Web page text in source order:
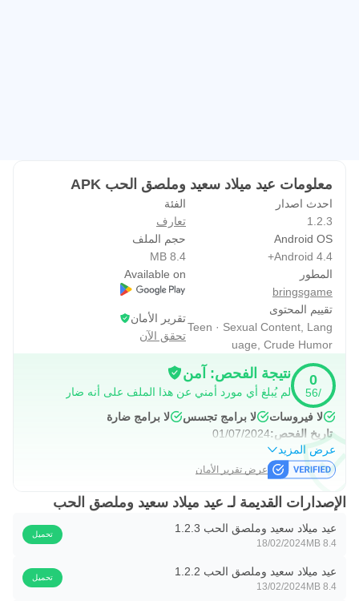
معلومات عيد ميلاد سعيد وملصق الحب APK
احدث اصدار
1.2.3
الفئة
تعارف
Android OS
Android 4.4+
حجم الملف
8.4 MB
المطور
bringsgame
Available on
تقييم المحتوى
Teen · Sexual Content, Lang
uage, Crude Humor
تقرير الأمان
تحقق الآن
0
/56
نتيجة الفحص: آمن
لم يُبلغ أي مورد أمني عن هذا الملف على أنه ضار
لا فيروسات
لا برامج تجسس
لا برامج ضارة
تاريخ الفحص:01/07/2024
عرض المزيد
عرض تقرير الأمان
الإصدارات القديمة لـ عيد ميلاد سعيد وملصق الحب
عيد ميلاد سعيد وملصق الحب 1.2.3
8.4 MB
18/02/2024
تحميل
عيد ميلاد سعيد وملصق الحب 1.2.2
8.4 MB
13/02/2024
تحميل